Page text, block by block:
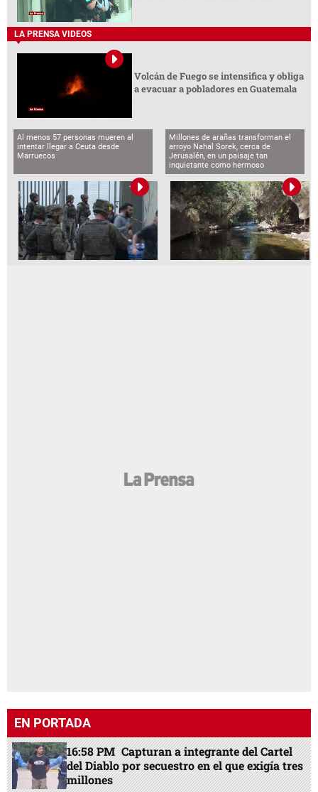
LA PRENSA VIDEOS
Volcán de Fuego se intensifica y obliga
a evacuar a pobladores en Guatemala
Al menos 57 personas mueren al
intentar llegar a Ceuta desde
Marruecos
Millones de arañas transforman el
arroyo Nahal Sorek, cerca de
Jerusalén, en un paisaje tan
inquietante como hermoso
EN PORTADA
16:58 PM Capturan a integrante del Cartel
del Diablo por secuestro en el que exigía tres
millones